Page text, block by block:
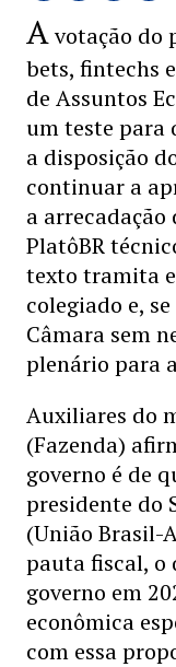
Avotação do
bets, fintechs
de Assuntos
um teste para
a disposição
continuar a
a
PlatôBR
texto tramita
colegiado e,
Câmara sem
plenário para
Auxiliares do
(Fazenda)
governo é de
presidente do
(União Brasil-
pauta fiscal, o
governo em
econômica
com essa